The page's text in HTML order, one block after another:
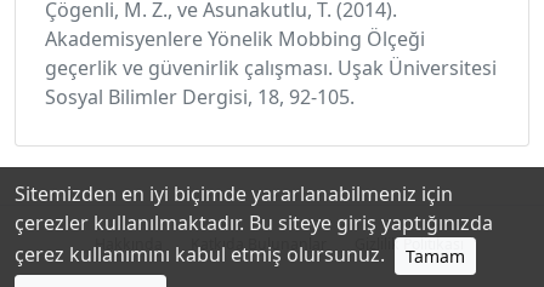
Çögenli, M. Z., ve Asunakutlu, T. (2014).
Akademisyenlere Yönelik Mobbing Ölçeği
geçerlik ve güvenirlik çalışması. Uşak Üniversitesi
Sosyal Bilimler Dergisi, 18, 92-105.
Hakkında Katkıda Bulunanlar Gizlilik Politikası
Sitemizden en iyi biçimde yararlanabilmeniz için
çerezler kullanılmaktadır. Bu siteye giriş yaptığınızda
çerez kullanımını kabul etmiş olursunuz.
Tamam